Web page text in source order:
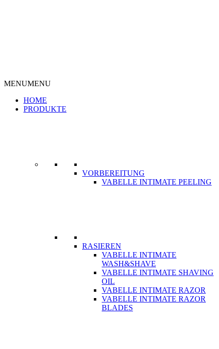
MENUMENU
HOME
PRODUKTE
VORBEREITUNG
VABELLE INTIMATE PEELING
RASIEREN
VABELLE INTIMATE
WASH&SHAVE
VABELLE INTIMATE SHAVING
OIL
VABELLE INTIMATE RAZOR
VABELLE INTIMATE RAZOR
BLADES